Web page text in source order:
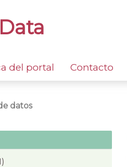
Data
del portal Contacto
datos